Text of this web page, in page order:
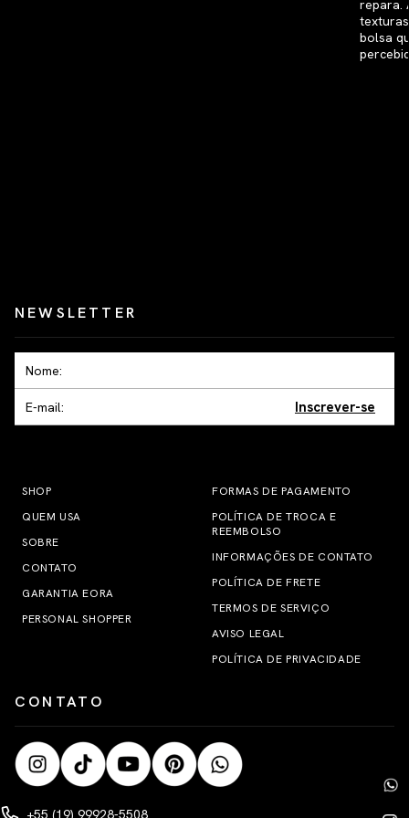
NEWSLETTER
Inscrever-se
SHOP
QUEM USA
SOBRE
CONTATO
GARANTIA EORA
PERSONAL SHOPPER
FORMAS DE PAGAMENTO
POLÍTICA DE TROCA E
REEMBOLSO
INFORMAÇÕES DE CONTATO
POLÍTICA DE FRETE
TERMOS DE SERVIÇO
AVISO LEGAL
POLÍTICA DE PRIVACIDADE
CONTATO
+55 (19) 99928-5508